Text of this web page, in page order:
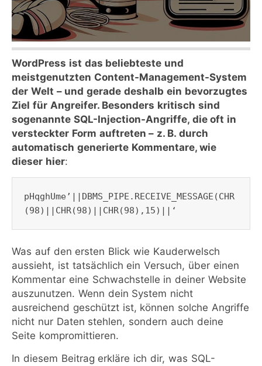
WordPress ist das beliebteste und
meistgenutzten Content-Management-System
der Welt – und gerade deshalb ein bevorzugtes
Ziel für Angreifer. Besonders kritisch sind
sogenannte SQL-Injection-Angriffe, die oft in
versteckter Form auftreten – z. B. durch
automatisch generierte Kommentare, wie
dieser hier:
pHqghUme’||DBMS_PIPE.RECEIVE_MESSAGE(CHR
Was auf den ersten Blick wie Kauderwelsch
aussieht, ist tatsächlich ein Versuch, über einen
Kommentar eine Schwachstelle in deiner Website
auszunutzen. Wenn dein System nicht
ausreichend geschützt ist, können solche Angriffe
nicht nur Daten stehlen, sondern auch deine
Seite kompromittieren.
In diesem Beitrag erkläre ich dir, was SQL-